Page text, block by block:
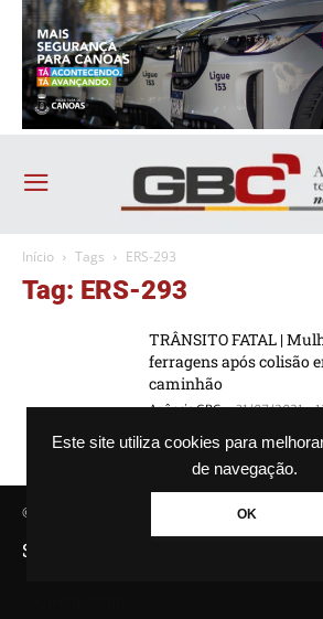
Este site utiliza cookies para
de navegação.
OK
Início Tags ERS-293
Tag: ERS-293
TRÂNSITO FATAL |
ferragens após colisão
caminhão
Agência GBC - 31/07/2021 -
© Agência GBC. Aqui tem notícia. Todos os
SAIBA MAIS SOBRE A AGÊNCIA